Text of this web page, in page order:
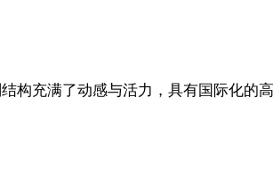
构充满了动感与活力，具有国际化的高